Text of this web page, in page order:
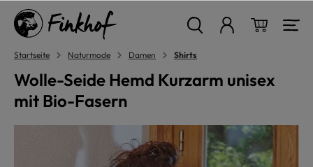
springen
Startseite Naturmode Damen Shirts
Wolle-Seide Hemd Kurzarm unisex
mit Bio-Fasern